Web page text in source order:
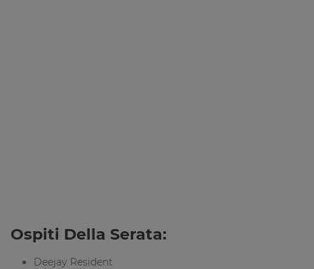
Ospiti Della Serata:
Deejay Resident